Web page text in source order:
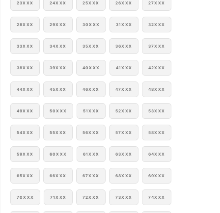
23XXX 24XXX 25XXX 26XXX 27XXX
28XXX 29XXX 30XXX 31XXX 32XXX
33XXX 34XXX 35XXX 36XXX 37XXX
38XXX 39XXX 40XXX 41XXX 42XXX
44XXX 45XXX 46XXX 47XXX 48XXX
49XXX 50XXX 51XXX 52XXX 53XXX
54XXX 55XXX 56XXX 57XXX 58XXX
59XXX 60XXX 61XXX 63XXX 64XXX
65XXX 66XXX 67XXX 68XXX 69XXX
70XXX 71XXX 72XXX 73XXX 74XXX